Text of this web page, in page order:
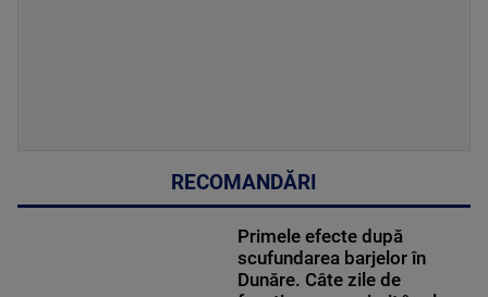
RECOMANDĂRI
Primele efecte după
scufundarea barjelor în
Dunăre. Câte zile de